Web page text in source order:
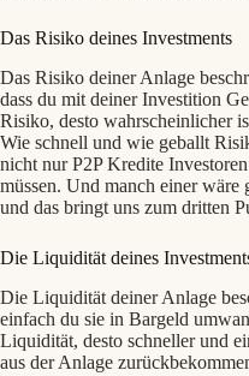
Das Risiko deines Investments
Das Risiko deiner Anlage
dass du mit deiner Investition
Risiko, desto wahrscheinlicher
Wie schnell und wie geballt
nicht nur P2P Kredite
müssen. Und manch einer wäre
und das bringt uns zum dritten
Die Liquidität deines
Die Liquidität deiner Anlage
einfach du sie in Bargeld
Liquidität, desto schneller und
aus der Anlage